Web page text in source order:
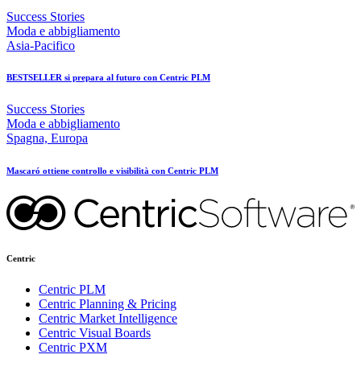
Success Stories
Moda e abbigliamento
Asia-Pacifico
BESTSELLER si prepara al futuro con Centric PLM
Success Stories
Moda e abbigliamento
Spagna, Europa
Mascaró ottiene controllo e visibilità con Centric PLM
Centric
Centric PLM
Centric Planning & Pricing
Centric Market Intelligence
Centric Visual Boards
Centric PXM